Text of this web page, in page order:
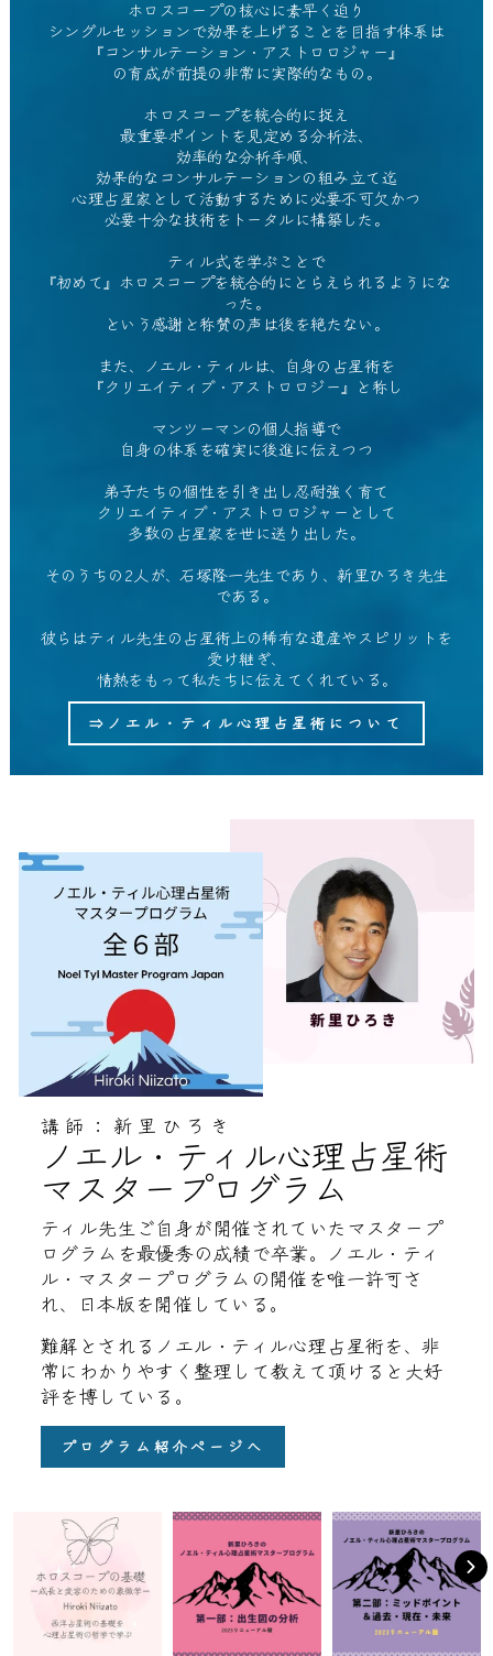
ホロスコープの核心に素早く迫り
シングルセッションで効果を上げることを目指す体系は
『コンサルテーション・アストロロジャー』
の育成が前提の非常に実際的なもの。
ホロスコープを統合的に捉え
最重要ポイントを見定める分析法、
効率的な分析手順、
効果的なコンサルテーションの組み立て迄
心理占星家として活動するために必要不可欠かつ
必要十分な技術をトータルに構築した。
ティル式を学ぶことで
『初めて』ホロスコープを統合的にとらえられるようにな
った。
という感謝と称賛の声は後を絶たない。
また、ノエル・ティルは、自身の占星術を
『クリエイティブ・アストロロジー』と称し
マンツーマンの個人指導で
自身の体系を確実に後進に伝えつつ
弟子たちの個性を引き出し忍耐強く育て
クリエイティブ・アストロロジャーとして
多数の占星家を世に送り出した。
そのうちの2人が、石塚隆一先生であり、新里ひろき先生
である。
彼らはティル先生の占星術上の稀有な遺産やスピリットを
受け継ぎ、
情熱をもって私たちに伝えてくれている。
⇒ノエル・ティル心理占星術について
講師：新里ひろき
ノエル・ティル心理占星術
マスタープログラム
ティル先生ご自身が開催されていたマスタープ
ログラムを最優秀の成績で卒業。ノエル・ティ
ル・マスタープログラムの開催を唯一許可さ
れ、日本版を開催している。
難解とされるノエル・ティル心理占星術を、非
常にわかりやすく整理して教えて頂けると大好
評を博している。
プログラム紹介ページへ